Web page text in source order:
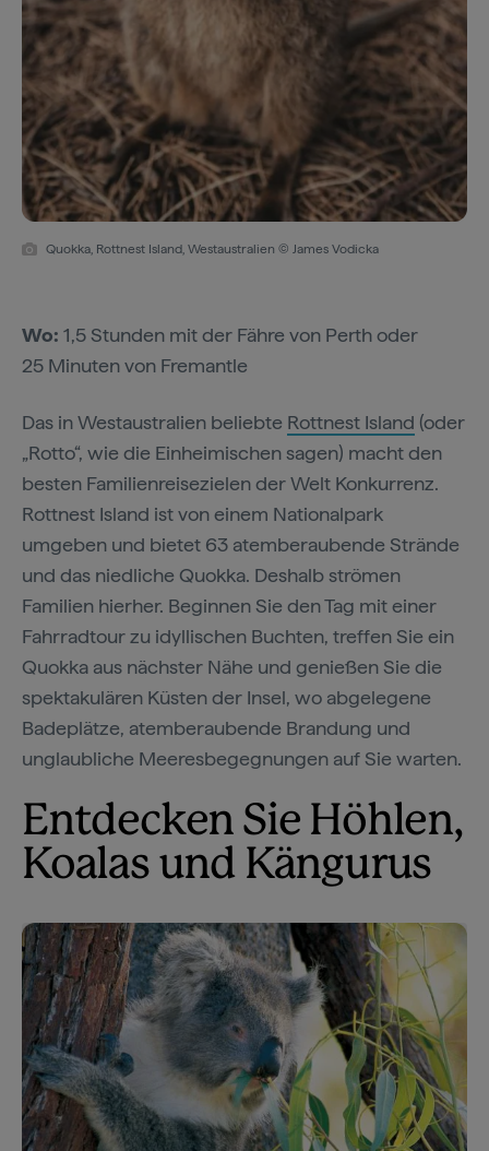
Quokka, Rottnest Island, Westaustralien © James Vodicka
Wo: 1,5 Stunden mit der Fähre von Perth oder
25 Minuten von Fremantle
Das in Westaustralien beliebte Rottnest Island (oder
„Rotto“, wie die Einheimischen sagen) macht den
besten Familienreisezielen der Welt Konkurrenz.
Rottnest Island ist von einem Nationalpark
umgeben und bietet 63 atemberaubende Strände
und das niedliche Quokka. Deshalb strömen
Familien hierher. Beginnen Sie den Tag mit einer
Fahrradtour zu idyllischen Buchten, treffen Sie ein
Quokka aus nächster Nähe und genießen Sie die
spektakulären Küsten der Insel, wo abgelegene
Badeplätze, atemberaubende Brandung und
unglaubliche Meeresbegegnungen auf Sie warten.
Entdecken Sie Höhlen,
Koalas und Kängurus